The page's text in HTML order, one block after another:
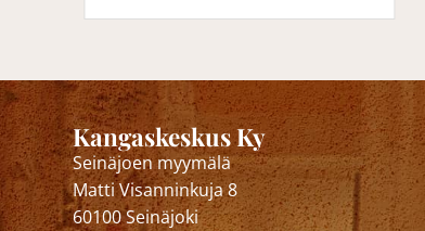
Kangaskeskus Ky
Seinäjoen myymälä
Matti Visanninkuja 8
60100 Seinäjoki